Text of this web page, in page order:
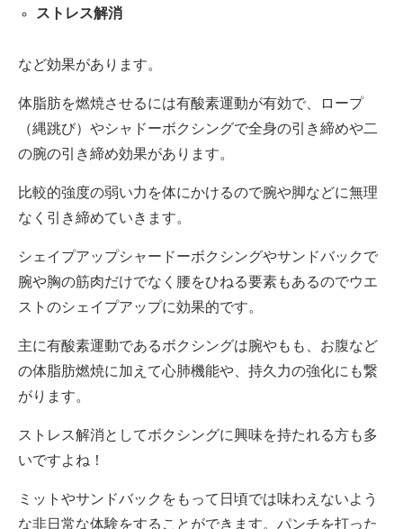
ストレス解消
など効果があります。
体脂肪を燃焼させるには有酸素運動が有効で、ロープ
（縄跳び）やシャドーボクシングで全身の引き締めや二
の腕の引き締め効果があります。
比較的強度の弱い力を体にかけるので腕や脚などに無理
なく引き締めていきます。
シェイプアップシャードーボクシングやサンドバックで
腕や胸の筋肉だけでなく腰をひねる要素もあるのでウエ
ストのシェイプアップに効果的です。
主に有酸素運動であるボクシングは腕やもも、お腹など
の体脂肪燃焼に加えて心肺機能や、持久力の強化にも繋
がります。
ストレス解消としてボクシングに興味を持たれる方も多
いですよね！
ミットやサンドバックをもって日頃では味わえないよう
な非日常な体験をすることができます。パンチを打った